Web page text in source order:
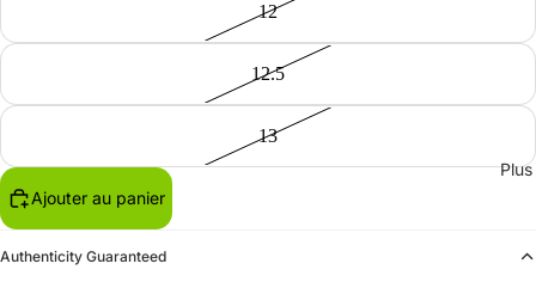
Plus
12
12.5
13
Ajouter au panier
Authenticity Guaranteed